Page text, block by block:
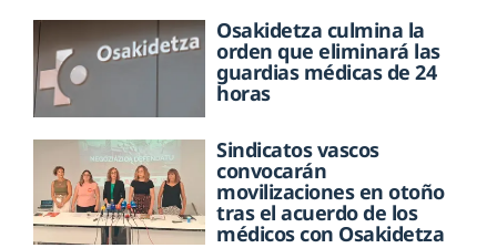
Osakidetza culmina la
orden que eliminará las
guardias médicas de 24
horas
Sindicatos vascos
convocarán
movilizaciones en otoño
tras el acuerdo de los
médicos con Osakidetza